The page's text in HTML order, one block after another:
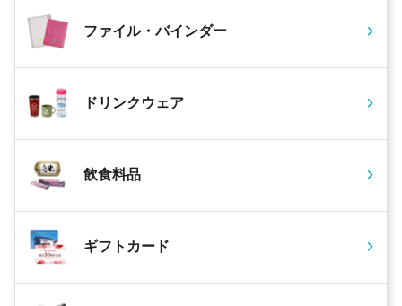
ファイル・バインダー
ドリンクウェア
飲食料品
ギフトカード